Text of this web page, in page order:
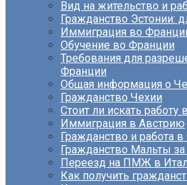
Вид на жительство и
Гражданство Эстонии:
Иммиграция во
Обучение во Франции
Требования для
Франции
Общая информация о
Гражданство Чехии
Стоит ли искать работу
Иммиграция в Австрию
Гражданство и работа
Гражданство Мальты
Переезд на ПМЖ в
Как получить